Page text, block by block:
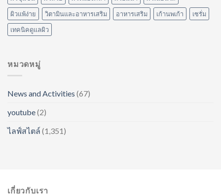
ผิวแพ้ง่าย
วิตามินและอาหารเสริม อาหารเสริม เก้านพเก้า
เซรั่ม
เทคนิคดูแลผิว
หมวดหมู่
News and Activities (67)
youtube(2)
ไลฟ์สไตล์ (1,351)
เกี่ยวกับเรา